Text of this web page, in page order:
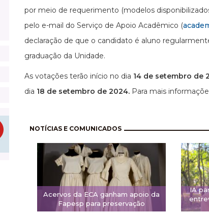
por meio de requerimento (modelos
pelo e-mail do Serviço de Apoio Acadêmico (
declaração de que o candidato é aluno
graduação da Unidade.
As votações terão início no dia 14 de setembro de
dia 18 de setembro de 2024. Para mais
NOTÍCIAS E COMUNICADOS
Acervos da ECA ganham apoio da
Fapesp para preservação
IA
Paginação